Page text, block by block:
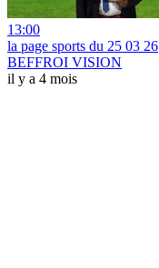
13:00
la page sports du 25 03 26
BEFFROI VISION
il y a 4 mois